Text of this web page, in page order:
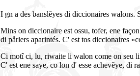
I gn a des banslêyes di diccionaires walons.
Mins on diccionaire est ossu, tofer, ene
di pårlers aparintés. C' est tos diccionaires
Ci motî ci, lu, riwaite li walon come on seu
C' est ene saye, co lon d' esse achevêye, di